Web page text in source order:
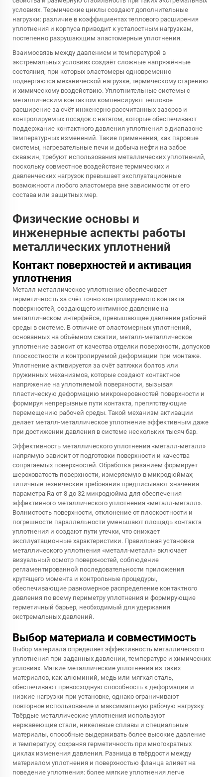
условиях. Термические циклы создают дополнительные
нагрузки: различие в коэффициентах теплового расширения
уплотнения и корпуса приводит к усталостным нагрузкам,
постепенно разрушающим эластомерные уплотнения.
Взаимосвязь между давлением и температурой в
экстремальных условиях создаёт сложные напряжённые
состояния, при которых эластомеры одновременно
подвергаются механической нагрузке, термическому старению
и химическому воздействию. Уплотнительные системы с
металлическим контактом компенсируют тепловое
расширение за счёт инженерно рассчитанных зазоров и
контролируемых посадок с натягом, которые обеспечивают
поддержание контактного давления уплотнения в диапазоне
температурных изменений. Такие применения, как паровые
системы, нагревательные печи и добыча нефти на забое
скважин, требуют использования металлических уплотнений,
поскольку совместное воздействие термических и
давленческих нагрузок превышает эксплуатационные
возможности любого эластомера вне зависимости от его
состава или защитных мер.
Физические основы и
инженерные аспекты работы
металлических уплотнений
Контакт поверхностей и активация
уплотнения
Металл-металлическое уплотнение обеспечивает
герметичность за счёт точно контролируемого контакта
поверхностей, создающего интимное давление на
металлическом интерфейсе, превышающее давление рабочей
среды в системе. В отличие от эластомерных уплотнений,
основанных на объёмном сжатии, металл-металлическое
уплотнение зависит от качества отделки поверхности, допусков
плоскостности и контролируемой деформации при монтаже.
Уплотнение активируется за счёт затяжки болтов или
пружинных механизмов, которые создают контактное
напряжение на уплотняемой поверхности, вызывая
пластическую деформацию микронеровностей поверхности и
формируя непрерывные пути контакта, препятствующие
перемещению рабочей среды. Такой механизм активации
делает металл-металлическое уплотнение эффективным даже
при достижении давления в системе нескольких тысяч бар.
Эффективность металлического уплотнения «металл-металл»
напрямую зависит от подготовки поверхности и качества
сопрягаемых поверхностей. Обработка резанием формирует
шероховатость поверхности, измеряемую в микродюймах;
типичные технические требования предписывают значения
параметра Ra от 8 до 32 микродюйма для обеспечения
эффективного металлического уплотнения «металл-металл».
Волнистость поверхности, отклонение от плоскостности и
погрешности параллельности уменьшают площадь контакта
уплотнения и создают пути утечки, что снижает
эксплуатационные характеристики. Правильная установка
металлического уплотнения «металл-металл» включает
визуальный осмотр поверхностей, соблюдение
регламентированной последовательности приложения
крутящего момента и контрольные процедуры,
обеспечивающие равномерное распределение контактного
давления по всему периметру уплотнения и формирующие
герметичный барьер, необходимый для удержания
экстремальных давлений.
Выбор материала и совместимость
Выбор материала определяет эффективность металлического
уплотнения при заданных давлении, температуре и химических
условиях. Мягкие металлические уплотнения из таких
материалов, как алюминий, медь или мягкая сталь,
обеспечивают превосходную способность к деформации и
низкие нагрузки при установке, однако ограничивают
повторное использование и максимальную рабочую нагрузку.
Твёрдые металлические уплотнения используют
нержавеющие стали, никелевые сплавы и специальные
материалы, способные выдерживать более высокие давление
и температуру, сохраняя герметичность при многократных
циклах изменения давления. Разница в твёрдости между
материалом уплотнения и поверхностью фланца влияет на
поведение уплотнения: более мягкие уплотнения легче